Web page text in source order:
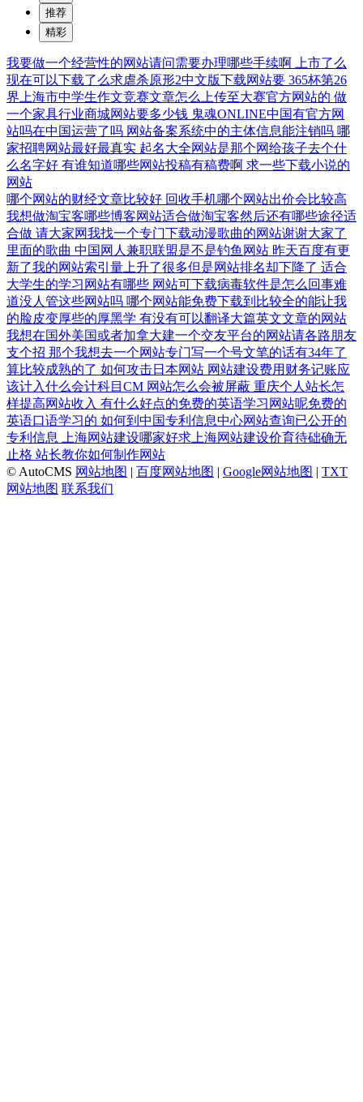
推荐
精彩
我要做一个经营性的网站请问需要办理哪些手续啊
上市了么
现在可以下载了么求虐杀原形2中文版下载网站要 365杯第26
界上海市中学生作文竞赛文章怎么上传至大赛官方网站的 做
一个家具行业商城网站要多少钱 鬼魂ONLINE中国有官方网
站吗在中国运营了吗 网站备案系统中的主体信息能注销吗 哪
家招聘网站最好最真实 起名大全网站是那个网给孩子去个什
么名字好 有谁知道哪些网站投稿有稿费啊 求一些下载小说的
网站
哪个网站的财经文章比较好 回收手机哪个网站出价会比较高
我想做淘宝客哪些博客网站适合做淘宝客然后还有哪些途径适
合做 请大家网我找一个专门下载动漫歌曲的网站谢谢大家了
里面的歌曲 中国网人兼职联盟是不是钓鱼网站 昨天百度有更
新了我的网站索引量上升了很多但是网站排名却下降了 适合
大学生的学习网站有哪些 网站可下载病毒软件是怎么回事难
道没人管这些网站吗 哪个网站能免费下载到比较全的能让我
的脸皮变厚些的厚黑学 有没有可以翻译大篇英文文章的网站
我想在国外美国或者加拿大建一个交友平台的网站请各路朋友
支个招 那个我想去一个网站专门写一个号文笔的话有34年了
算比较成熟的了 如何攻击日本网站 网站建设费用财务记账应
该计入什么会计科目CM 网站怎么会被屏蔽 重庆个人站长怎
样提高网站收入 有什么好点的免费的英语学习网站呢免费的
英语口语学习的 如何到中国专利信息中心网站查询已公开的
专利信息
上海网站建设哪家好求上海网站建设价育待础确无
止格 站长教你如何制作网站
© AutoCMS 网站地图 | 百度网站地图 | Google网站地图 | TXT
网站地图 联系我们